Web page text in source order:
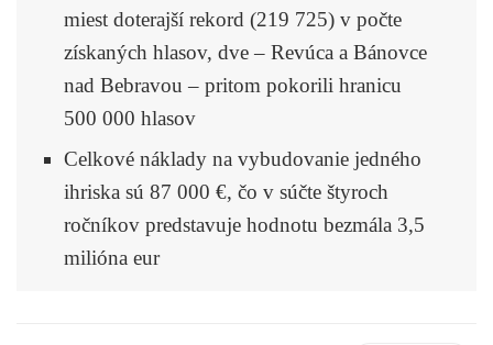
miest doterajší rekord (219 725) v počte
získaných hlasov, dve – Revúca a Bánovce
nad Bebravou – pritom pokorili hranicu
500 000 hlasov
Celkové náklady na vybudovanie jedného
ihriska sú 87 000 €, čo v súčte štyroch
ročníkov predstavuje hodnotu bezmála 3,5
milióna eur